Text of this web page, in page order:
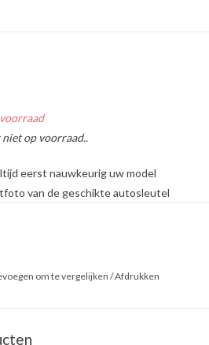
op voorraad..
eerst nauwkeurig uw model
van de geschikte autosleutel
om te vergelijken /Afdrukken